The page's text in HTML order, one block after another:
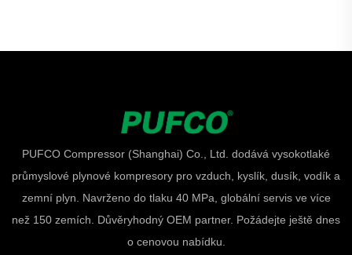
PUFCO Compressor (Shanghai) Co., Ltd. dodává vysokotlaké
průmyslové plynové kompresory pro vzduch, kyslík, dusík, vodík a
zemní plyn. Navrženo do tlaku 40 MPa, globální servis ve více
než 150 zemích. Důvěryhodný OEM partner. Požádejte ještě dnes
o cenovou nabídku.